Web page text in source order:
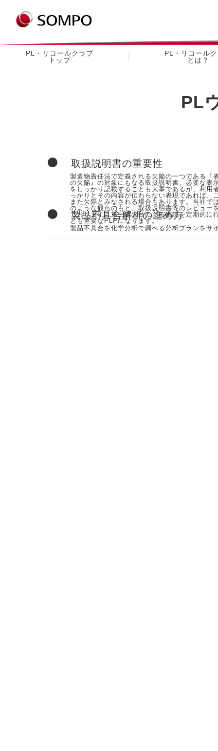
PL・リコールクラブ
トップ
PL・リコール
とは？
PL
取扱説明書の重要性
製造物責任法で定義される欠陥の一つである『
の欠陥』の対象にもなる取扱説明書。必要な表
をしっかり記載することも大事であるが、利用
っかりとその内容が伝わらない表現であれば、
また欠陥とみなされる場合もあります。当社で
のような観点のもと、取扱説明書等のレビュー
ております。第三者の目による確認を定期的に
とも重要なPLPになります。
製品不具合解析の進め方
製品不具合を化学分析で調べる分析プランをサ